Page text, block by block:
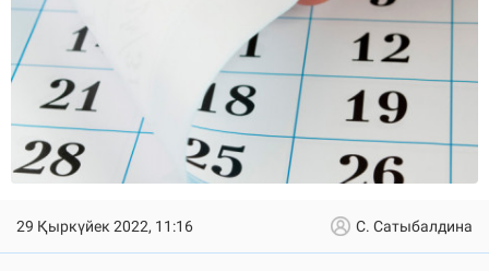
29 Қыркүйек 2022, 11:16 С. Сатыбалдина